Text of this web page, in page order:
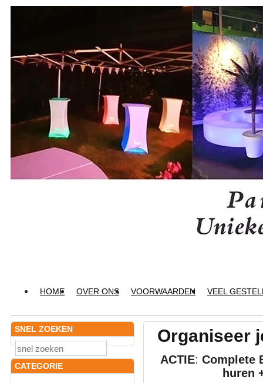
HOME OVER ONS VOORWAARDEN VEEL
SNEL ZOEKEN
CATEGORIE
Organiseer
ACTIE: Complete
huren